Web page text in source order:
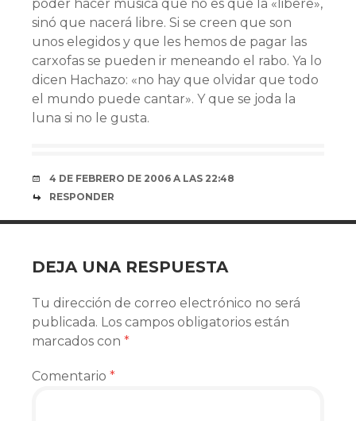
poder hacer música que no es que la «libere»,
sinó que nacerá libre. Si se creen que son
unos elegidos y que les hemos de pagar las
carxofas se pueden ir meneando el rabo. Ya lo
dicen Hachazo: «no hay que olvidar que todo
el mundo puede cantar». Y que se joda la
luna si no le gusta.
4 DE FEBRERO DE 2006 A LAS 22:48
RESPONDER
DEJA UNA RESPUESTA
Tu dirección de correo electrónico no será
publicada. Los campos obligatorios están
marcados con *
Comentario *